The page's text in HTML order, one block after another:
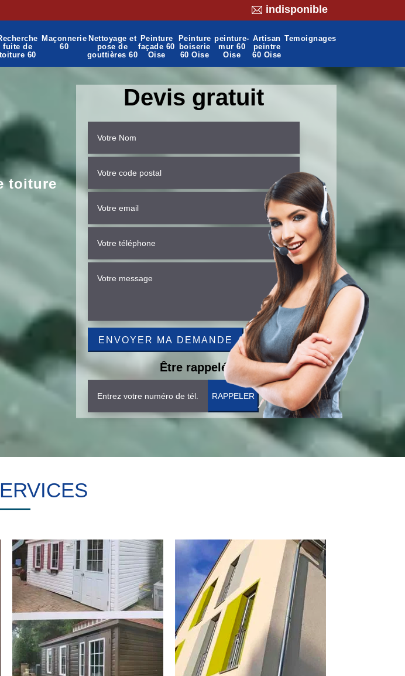
indisponible
fuite de
toiture 60
Maçonnerie
60
Nettoyage et
pose de
gouttières 60
Peinture
façade 60
Oise
Peinture
boiserie
60 Oise
peinture-
mur 60
Oise
Artisan
peintre
60 Oise
Temoignages
toiture
Devis gratuit
Être rappelé